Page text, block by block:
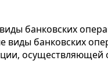
банковских
виды банковских